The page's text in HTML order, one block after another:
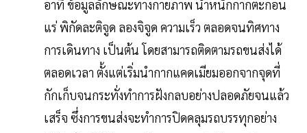
อาทิ ข้อมูลลักษณะทางกายภาพ น้ำหนักกากตะกอน
แร่ พิกัดละติจูด ลองจิจูด ความเร็ว ตลอดจนทิศทาง
การเดินทาง เป็นต้น โดยสามารถติดตามรถขนส่งได้
ตลอดเวลา ตั้งแต่เริ่มนำกากแคดเมียมออกจากจุดที่
กักเก็บจนกระทั่งทำการฝังกลบอย่างปลอดภัยจนแล้ว
เสร็จ ซึ่งการขนส่งจะทำการปิดคลุมรถบรรทุกอย่าง